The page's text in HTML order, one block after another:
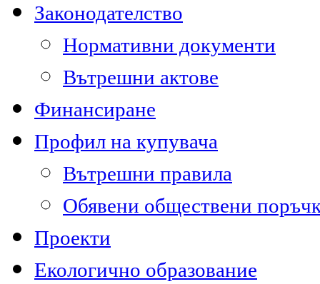
Законодателство
Нормативни документи
Вътрешни актове
Финансиране
Профил на купувача
Вътрешни правила
Обявени обществени
Проекти
Екологично образование